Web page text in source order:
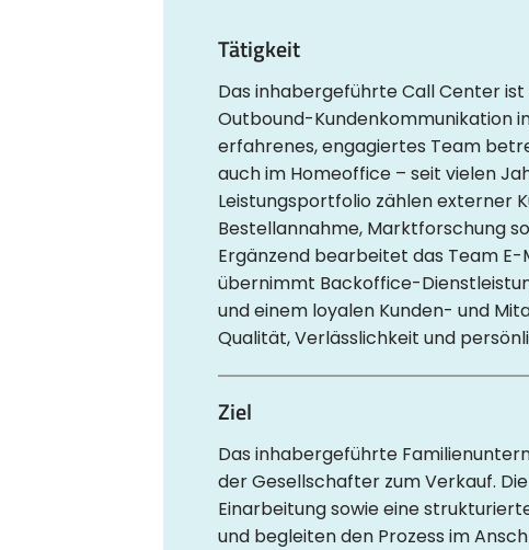
Tätigkeit
Das inhabergeführte Call Center
Outbound-Kundenkommunikation
erfahrenes, engagiertes Team
auch im Homeoffice – seit vielen
Leistungsportfolio zählen externer
Bestellannahme, Marktforschung
Ergänzend bearbeitet das Team
übernimmt Backoffice-
und einem loyalen Kunden- und
Qualität, Verlässlichkeit und
Ziel
Das inhabergeführte
der Gesellschafter zum Verkauf.
Einarbeitung sowie eine
und begleiten den Prozess im